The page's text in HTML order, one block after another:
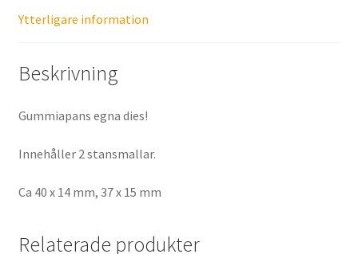
Ytterligare information
Beskrivning
Gummiapans egna dies!
Innehåller 2 stansmallar.
Ca 40 x 14 mm, 37 x 15 mm
Relaterade produkter